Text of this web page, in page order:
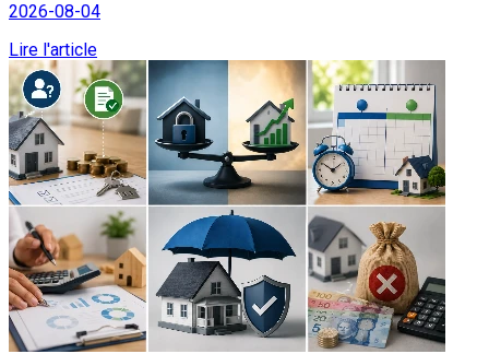
2026-08-04
Lire l'article